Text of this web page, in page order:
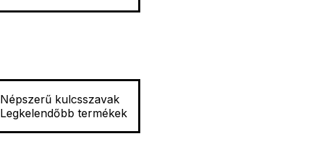
Népszerű kulcsszavak
Legkelendőbb termékek